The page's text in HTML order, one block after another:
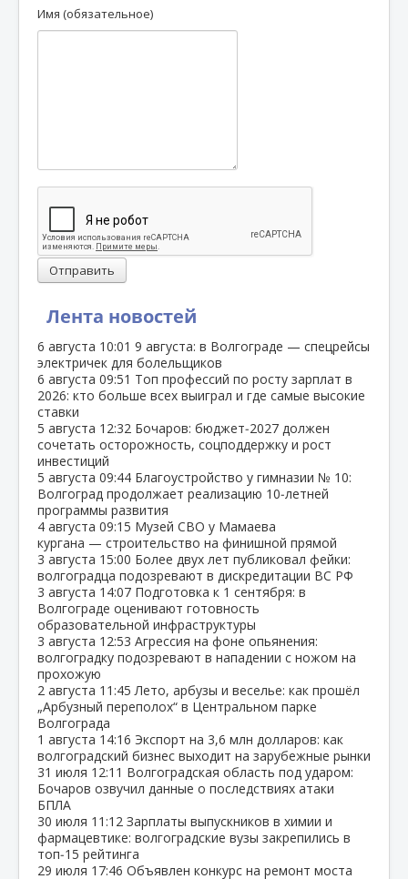
Лента новостей
6 августа 10:01 9 августа: в Волгограде — спецрейсы
электричек для болельщиков
6 августа 09:51 Топ профессий по росту зарплат в
2026: кто больше всех выиграл и где самые высокие
ставки
5 августа 12:32 Бочаров: бюджет‑2027 должен
сочетать осторожность, соцподдержку и рост
инвестиций
5 августа 09:44 Благоустройство у гимназии № 10:
Волгоград продолжает реализацию 10‑летней
программы развития
4 августа 09:15 Музей СВО у Мамаева
кургана — строительство на финишной прямой
3 августа 15:00 Более двух лет публиковал фейки:
волгоградца подозревают в дискредитации ВС РФ
3 августа 14:07 Подготовка к 1 сентября: в
Волгограде оценивают готовность
образовательной инфраструктуры
3 августа 12:53 Агрессия на фоне опьянения:
волгоградку подозревают в нападении с ножом на
прохожую
2 августа 11:45 Лето, арбузы и веселье: как прошёл
„Арбузный переполох“ в Центральном парке
Волгограда
1 августа 14:16 Экспорт на 3,6 млн долларов: как
волгоградский бизнес выходит на зарубежные рынки
31 июля 12:11 Волгоградская область под ударом:
Бочаров озвучил данные о последствиях атаки
БПЛА
30 июля 11:12 Зарплаты выпускников в химии и
фармацевтике: волгоградские вузы закрепились в
топ‑15 рейтинга
29 июля 17:46 Объявлен конкурс на ремонт моста
Имя (обязательное)
Отправить